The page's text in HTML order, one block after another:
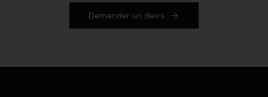
Demander un devis